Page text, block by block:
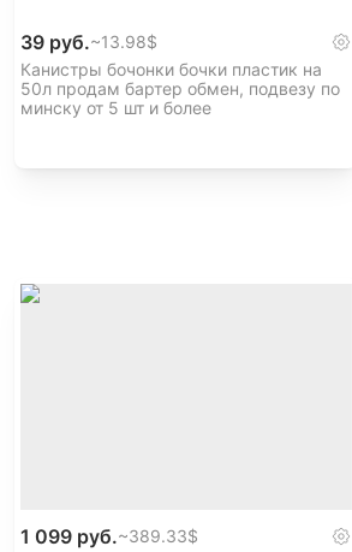
39 руб.~13.98$
Канистры бочонки бочки пластик на
50л продам бартер обмен, подвезу по
минску от 5 шт и более
1 099 руб.~389.33$